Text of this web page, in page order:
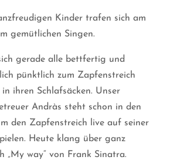
Kinder trafen sich am
gemütlichen Singen.
gerade alle bettfertig und
pünktlich zum Zapfenstreich
ihren Schlafsäcken. Unser
Andràs steht schon in den
den Zapfenstreich live auf seiner
Heute klang über ganz
„My way“ von Frank Sinatra.